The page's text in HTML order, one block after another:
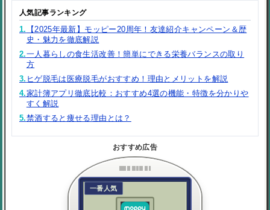
人気記事ランキング
1.
【2025年最新】モッピー20周年！友達紹介キャンペーン＆歴
史・魅力を徹底解説
2.一人暮らしの食生活改善！簡単にできる栄養バランスの取り
方
3. ヒゲ脱毛は医療脱毛がおすすめ！理由とメリットを解説
4.家計簿アプリ徹底比較：おすすめ4選の機能・特徴を分かりや
すく解説
5.禁酒すると痩せる理由とは？
おすすめ広告
一番人気